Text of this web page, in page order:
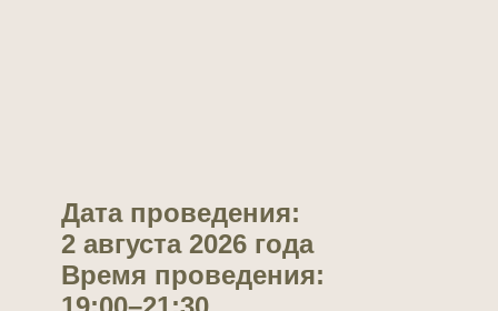
Дата проведения:
2 августа 2026 года
Время проведения: